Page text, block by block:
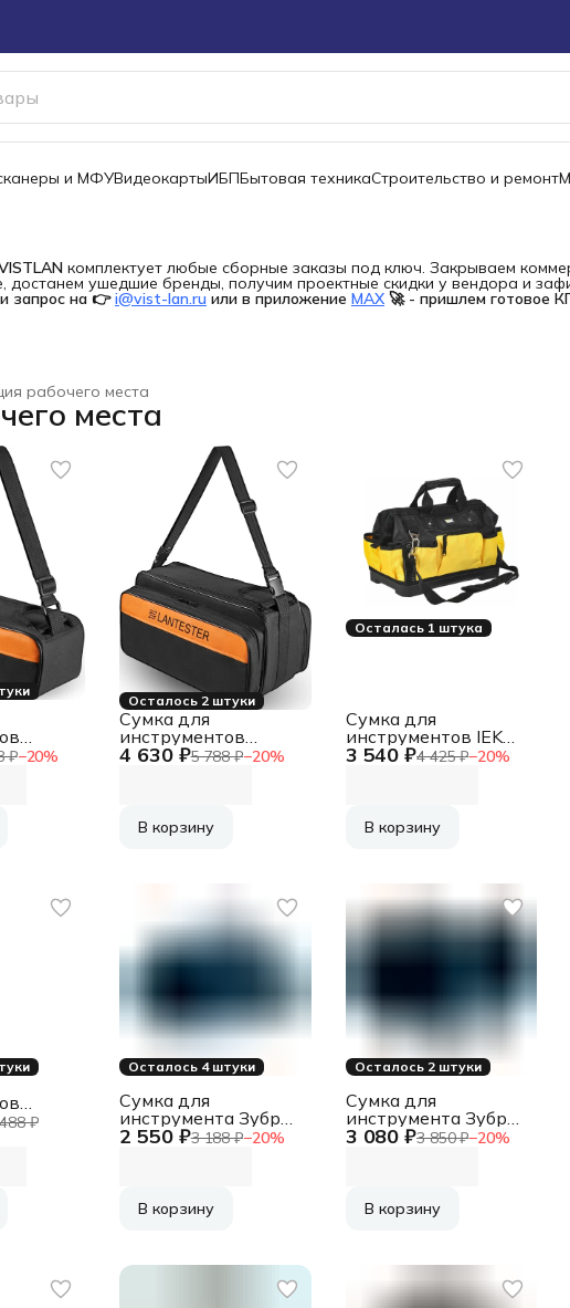
и МФУВидеокартыИБПБытовая техникаСтроительство и ремонт
комплектует любые сборные заказы под ключ. Закрываем
ушедшие бренды, получим проектные скидки у вендора и
запрос на 👉 i@vist-lan.ru или в приложение MAX 🚀 - пришлем готовое
рабочего места
места
₽−20%
Осталось 2 штуки
4 630 ₽5 788 ₽−20%
Сумка для
инструментов
Lanmaster 3отд.
В корзину
Осталась 1 штука
3 540 ₽4 425 ₽−20%
Сумка для
инструментов IEK
BG-02 желтый/
В корзину
₽
Осталось 4 штуки
2 550 ₽3 188 ₽−20%
Сумка для
инструмента Зубр
38645-17
В корзину
Осталось 2 штуки
3 080 ₽3 850 ₽−20%
Сумка для
инструмента Зубр
38645-21
В корзину